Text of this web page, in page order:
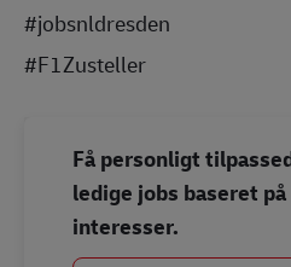
#jobsnldresden
#F1Zusteller
Få personligt
ledige jobs baseret
interesser.